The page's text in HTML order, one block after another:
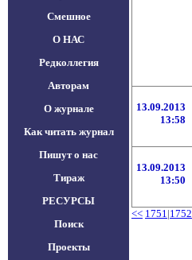
Смешное
О НАС
Редколлегия
Авторам
О журнале
Как читать журнал
Пишут о нас
Тираж
РЕСУРСЫ
Поиск
Проекты
13.09.2013
13:58
13.09.2013
13:50
<< 1751|1752